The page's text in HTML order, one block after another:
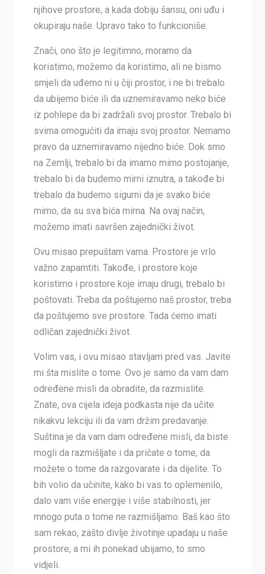
njihove prostore, a kada dobiju šansu, oni uđu i
okupiraju naše. Upravo tako to funkcioniše.
Znači, ono što je legitimno, moramo da
koristimo, možemo da koristimo, ali ne bismo
smjeli da uđemo ni u čiji prostor, i ne bi trebalo
da ubijemo biće ili da uznemiravamo neko biće
iz pohlepe da bi zadržali svoj prostor. Trebalo bi
svima omogućiti da imaju svoj prostor. Nemamo
pravo da uznemiravamo nijedno biće. Dok smo
na Zemlji, trebalo bi da imamo mirno postojanje,
trebalo bi da budemo mirni iznutra, a takođe bi
trebalo da budemo sigurni da je svako biće
mirno, da su sva bića mirna. Na ovaj način,
možemo imati savršen zajednički život.
Ovu misao prepuštam vama. Prostore je vrlo
važno zapamtiti. Takođe, i prostore koje
koristimo i prostore koje imaju drugi, trebalo bi
poštovati. Treba da poštujemo naš prostor, treba
da poštujemo sve prostore. Tada ćemo imati
odličan zajednički život.
Volim vas, i ovu misao stavljam pred vas. Javite
mi šta mislite o tome. Ovo je samo da vam dam
određene misli da obradite, da razmislite.
Znate, ova cijela ideja podkasta nije da učite
nikakvu lekciju ili da vam držim predavanje.
Suština je da vam dam određene misli, da biste
mogli da razmišljate i da pričate o tome, da
možete o tome da razgovarate i da dijelite. To
bih volio da učinite, kako bi vas to oplemenilo,
dalo vam više energije i više stabilnosti, jer
mnogo puta o tome ne razmišljamo. Baš kao što
sam rekao, zašto divlje životinje upadaju u naše
prostore, a mi ih ponekad ubijamo, to smo
vidjeli.